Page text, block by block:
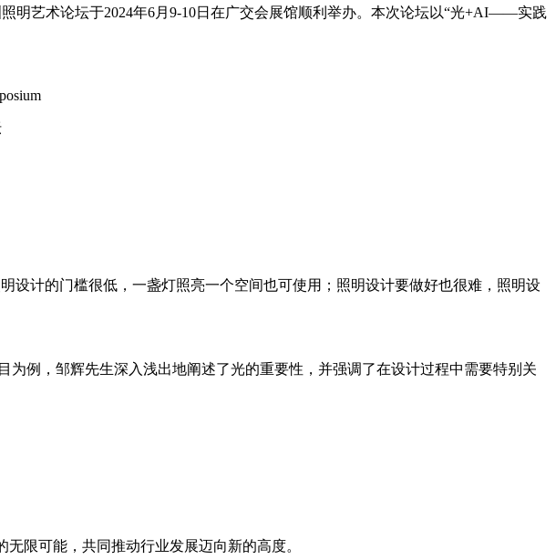
明艺术论坛于2024年6月9-10日在广交会展馆顺利举办。本次论坛以“光+AI——实践
设计的门槛很低，一盏灯照亮一个空间也可使用；照明设计要做好也很难，照明设
例，邹辉先生深入浅出地阐述了光的重要性，并强调了在设计过程中需要特别关
限可能，共同推动行业发展迈向新的高度。